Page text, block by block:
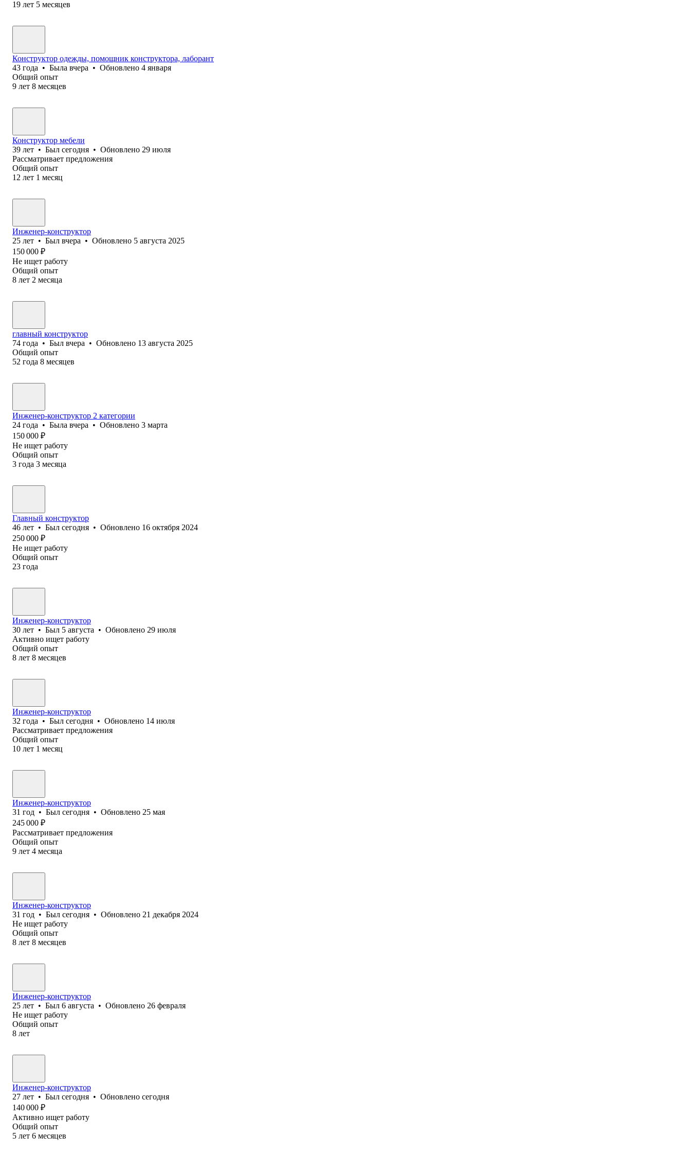
19 лет 5 месяцев
Конструктор одежды, помощник конструктора, лаборант
43 года • Была вчера • Обновлено 4 января
Общий опыт
9 лет 8 месяцев
Конструктор мебели
39 лет • Был сегодня • Обновлено 29 июля
Рассматривает предложения
Общий опыт
12 лет 1 месяц
Инженер-конструктор
25 лет • Был вчера • Обновлено 5 августа 2025
150 000 ₽
Не ищет работу
Общий опыт
8 лет 2 месяца
главный конструктор
74 года • Был вчера • Обновлено 13 августа 2025
Общий опыт
52 года 8 месяцев
Инженер-конструктор 2 категории
24 года • Была вчера • Обновлено 3 марта
150 000 ₽
Не ищет работу
Общий опыт
3 года 3 месяца
Главный конструктор
46 лет • Был сегодня • Обновлено 16 октября 2024
250 000 ₽
Не ищет работу
Общий опыт
23 года
Инженер-конструктор
30 лет • Был 5 августа • Обновлено 29 июля
Активно ищет работу
Общий опыт
8 лет 8 месяцев
Инженер-конструктор
32 года • Был сегодня • Обновлено 14 июля
Рассматривает предложения
Общий опыт
10 лет 1 месяц
Инженер-конструктор
31 год • Был сегодня • Обновлено 25 мая
245 000 ₽
Рассматривает предложения
Общий опыт
9 лет 4 месяца
Инженер-конструктор
31 год • Был сегодня • Обновлено 21 декабря 2024
Не ищет работу
Общий опыт
8 лет 8 месяцев
Инженер-конструктор
25 лет • Был 6 августа • Обновлено 26 февраля
Не ищет работу
Общий опыт
8 лет
Инженер-конструктор
27 лет • Был сегодня • Обновлено сегодня
140 000 ₽
Активно ищет работу
Общий опыт
5 лет 6 месяцев